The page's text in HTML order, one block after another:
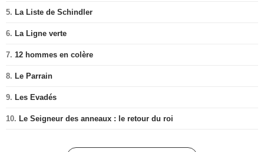
5. La Liste de Schindler
6. La Ligne verte
7. 12 hommes en colère
8. Le Parrain
9. Les Evadés
10. Le Seigneur des anneaux : le retour du roi